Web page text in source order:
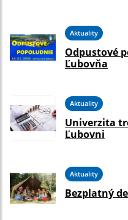
Aktuality
Odpustové
Ľubovňa
Aktuality
Univerzita
Ľubovni
Aktuality
Bezplatný